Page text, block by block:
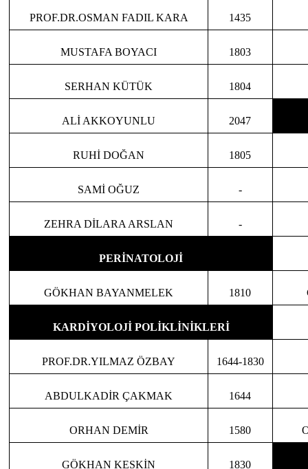
PROF.DR.OSMAN FADIL KARA 1435
MUSTAFA BOYACI 1803
SERHAN KÜTÜK 1804
ALİ AKKOYUNLU 2047
RUHİ DOĞAN 1805
SAMİ OĞUZ -
ZEHRA DİLARA ARSLAN -
PERİNATOLOJİ
GÖKHAN BAYANMELEK 1810
KARDİYOLOJİ POLİKLİNİKLERİ
PROF.DR.YILMAZ ÖZBAY 1644-1830
ABDULKADİR ÇAKMAK 1644
ORHAN DEMİR 1580
GÖKHAN KESKİN 1830